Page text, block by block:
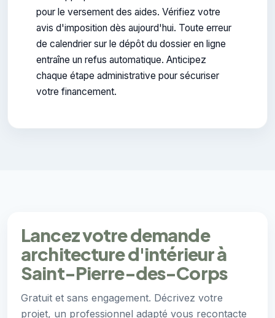
pour le versement des aides. Vérifiez votre
avis d'imposition dès aujourd'hui. Toute erreur
de calendrier sur le dépôt du dossier en ligne
entraîne un refus automatique. Anticipez
chaque étape administrative pour sécuriser
votre financement.
Lancez votre demande
architecture d'intérieur à
Saint-Pierre-des-Corps
Gratuit et sans engagement. Décrivez votre
projet, un professionnel adapté vous recontacte